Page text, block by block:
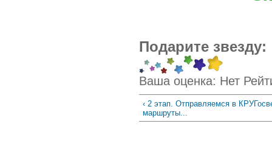
Подарите звезду:
Ваша оценка: Нет
‹ 2 этап. Отправляемся в
маршруты...